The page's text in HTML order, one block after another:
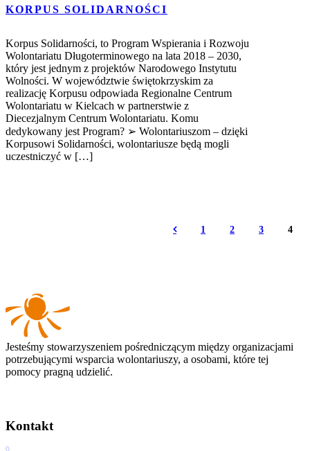
KORPUS SOLIDARNOŚCI
Korpus Solidarności, to Program Wspierania i Rozwoju
Wolontariatu Długoterminowego na lata 2018 – 2030,
który jest jednym z projektów Narodowego Instytutu
Wolności. W województwie świętokrzyskim za
realizację Korpusu odpowiada Regionalne Centrum
Wolontariatu w Kielcach w partnerstwie z
Diecezjalnym Centrum Wolontariatu. Komu
dedykowany jest Program? ➢ Wolontariuszom – dzięki
Korpusowi Solidarności, wolontariusze będą mogli
uczestniczyć w […]
1 2 3 4
Jesteśmy stowarzyszeniem pośredniczącym między organizacjami
potrzebującymi wsparcia wolontariuszy, a osobami, które tej
pomocy pragną udzielić.
Kontakt